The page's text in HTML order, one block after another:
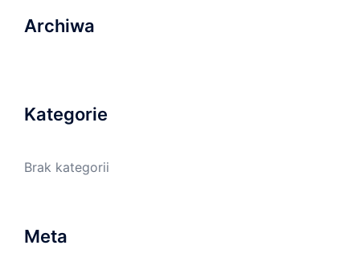
Archiwa
Kategorie
Brak kategorii
Meta